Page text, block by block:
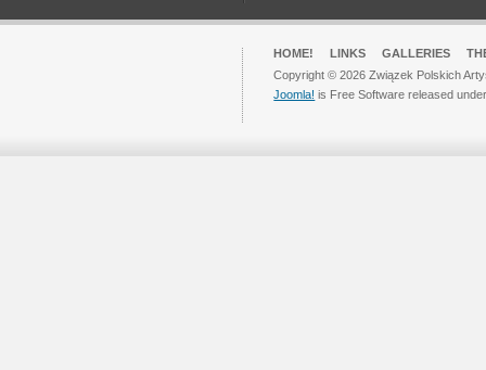
HOME! LINKS GALLERIES
Copyright © 2026 Związek Polskich
Joomla! is Free Software released